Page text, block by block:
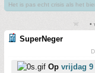
Het is pas echt crisis als het
•
SuperNeger
Op vrijdag 9